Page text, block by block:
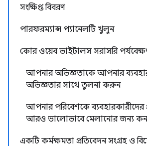
সংক্ষিপ্ত বিবরণ
পারফরম্যান্স প্যানেলটি খুলুন
কোর ওয়েব ভাইটালস সরাসরি
আপনার অভিজ্ঞতাকে আপনার
অভিজ্ঞতার সাথে তুলনা করুন
আপনার পরিবেশকে ব্যবহারকারীদের
আরও ভালোভাবে মেলানোর জন্য
একটি কর্মক্ষমতা প্রতিবেদন সংগ্রহ ও